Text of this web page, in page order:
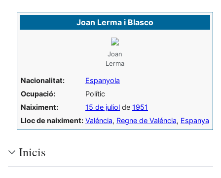
Joan Lerma i Blasco
Joan
Lerma
Nacionalitat:
Espanyola
Ocupació:
Polític
Naiximent:
15 de juliol de 1951
Lloc de naiximent: Valéncia, Regne de Valéncia, Espanya
Inicis